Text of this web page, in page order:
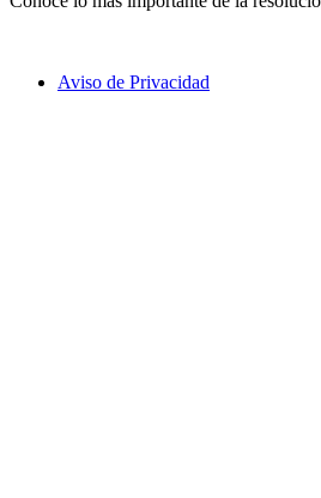
Aviso de Privacidad